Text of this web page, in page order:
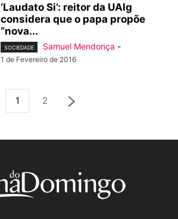
‘Laudato Si’: reitor da UAlg
considera que o papa propõe
“nova...
SOCIEDADE Samuel Mendonça -
1 de Fevereiro de 2016
1 2